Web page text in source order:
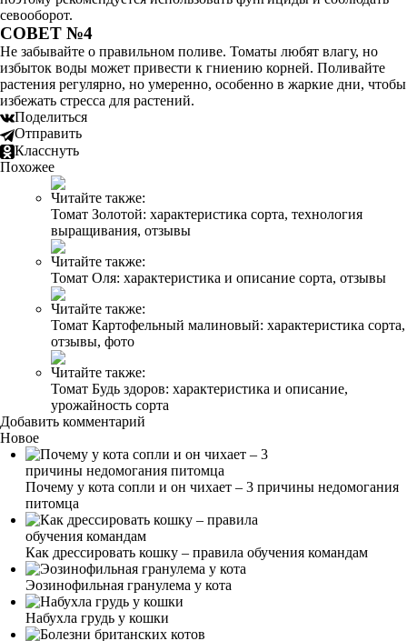
севооборот.
СОВЕТ №4
Не забывайте о правильном поливе. Томаты любят влагу, но
избыток воды может привести к гниению корней. Поливайте
растения регулярно, но умеренно, особенно в жаркие дни, чтобы
избежать стресса для растений.
Поделиться
Отправить
Класснуть
Похожее
Читайте также:
Томат Золотой: характеристика сорта, технология
выращивания, отзывы
Читайте также:
Томат Оля: характеристика и описание сорта, отзывы
Читайте также:
Томат Картофельный малиновый: характеристика сорта,
отзывы, фото
Читайте также:
Томат Будь здоров: характеристика и описание,
урожайность сорта
Добавить комментарий
Новое
Почему у кота сопли и он чихает – 3 причины недомогания
питомца
Как дрессировать кошку – правила обучения командам
Эозинофильная гранулема у кота
Набухла грудь у кошки